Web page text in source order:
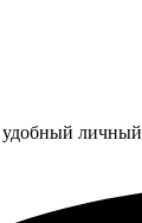
удобный